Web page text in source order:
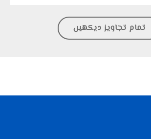
تمام تجاویز دیکھیں